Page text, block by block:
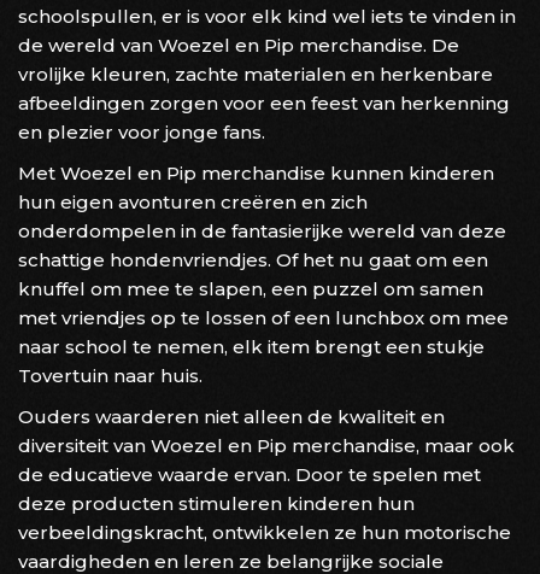
schoolspullen, er is voor elk kind wel iets te vinden in
de wereld van Woezel en Pip merchandise. De
vrolijke kleuren, zachte materialen en herkenbare
afbeeldingen zorgen voor een feest van herkenning
en plezier voor jonge fans.
Met Woezel en Pip merchandise kunnen kinderen
hun eigen avonturen creëren en zich
onderdompelen in de fantasierijke wereld van deze
schattige hondenvriendjes. Of het nu gaat om een
knuffel om mee te slapen, een puzzel om samen
met vriendjes op te lossen of een lunchbox om mee
naar school te nemen, elk item brengt een stukje
Tovertuin naar huis.
Ouders waarderen niet alleen de kwaliteit en
diversiteit van Woezel en Pip merchandise, maar ook
de educatieve waarde ervan. Door te spelen met
deze producten stimuleren kinderen hun
verbeeldingskracht, ontwikkelen ze hun motorische
vaardigheden en leren ze belangrijke sociale